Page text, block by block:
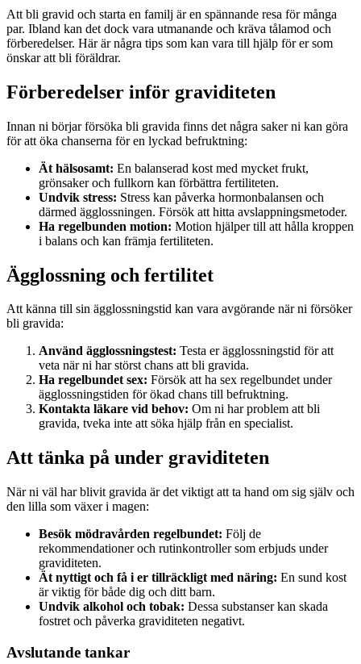
Att bli gravid och starta en familj är en spännande resa för många
par. Ibland kan det dock vara utmanande och kräva tålamod och
förberedelser. Här är några tips som kan vara till hjälp för er som
önskar att bli föräldrar.
Förberedelser inför graviditeten
Innan ni börjar försöka bli gravida finns det några saker ni kan göra
för att öka chanserna för en lyckad befruktning:
Ät hälsosamt: En balanserad kost med mycket frukt,
grönsaker och fullkorn kan förbättra fertiliteten.
Undvik stress: Stress kan påverka hormonbalansen och
därmed ägglossningen. Försök att hitta avslappningsmetoder.
Ha regelbunden motion: Motion hjälper till att hålla kroppen
i balans och kan främja fertiliteten.
Ägglossning och fertilitet
Att känna till sin ägglossningstid kan vara avgörande när ni försöker
bli gravida:
Använd ägglossningstest: Testa er ägglossningstid för att
veta när ni har störst chans att bli gravida.
Ha regelbundet sex: Försök att ha sex regelbundet under
ägglossningstiden för ökad chans till befruktning.
Kontakta läkare vid behov: Om ni har problem att bli
gravida, tveka inte att söka hjälp från en specialist.
Att tänka på under graviditeten
När ni väl har blivit gravida är det viktigt att ta hand om sig själv och
den lilla som växer i magen:
Besök mödravården regelbundet: Följ de
rekommendationer och rutinkontroller som erbjuds under
graviditeten.
Ät nyttigt och få i er tillräckligt med näring: En sund kost
är viktig för både dig och ditt barn.
Undvik alkohol och tobak: Dessa substanser kan skada
fostret och påverka graviditeten negativt.
Avslutande tankar